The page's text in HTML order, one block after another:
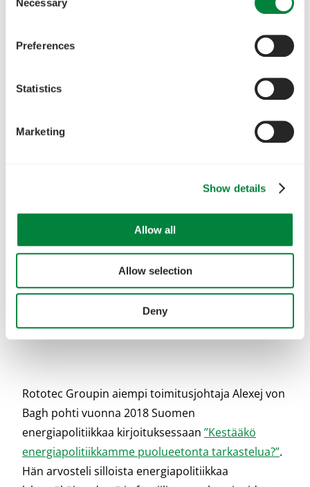
Selection
Necessary
Preferences
Statistics
Marketing
Show details
Allow all
Allow selection
Deny
Rototec Groupin aiempi toimitusjohtaja Alexej von
Bagh pohti vuonna 2018 Suomen
energiapolitiikkaa kirjoituksessaan ”Kestääkö
energiapolitiikkamme puolueetonta tarkastelua?”.
Hän arvosteli silloista energiapolitiikkaa